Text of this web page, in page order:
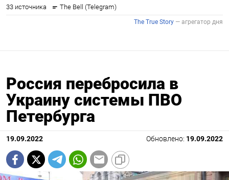
Россия перебросила в
Украину системы ПВО
Петербурга
19.09.2022 Обновлено: 19.09.2022